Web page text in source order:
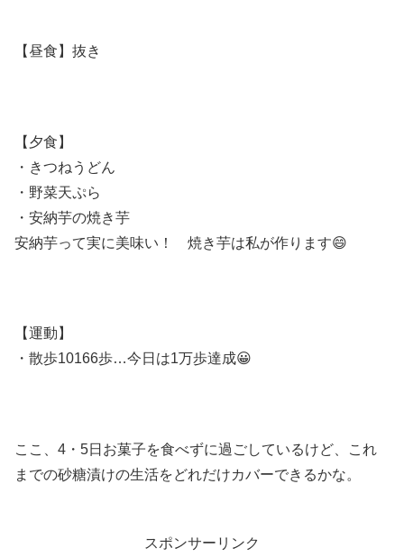
【昼食】抜き
【夕食】
・きつねうどん
・野菜天ぷら
・安納芋の焼き芋
安納芋って実に美味い！ 焼き芋は私が作ります😄
【運動】
・散歩10166歩…今日は1万歩達成😀
ここ、4・5日お菓子を食べずに過ごしているけど、これ
までの砂糖漬けの生活をどれだけカバーできるかな。
スポンサーリンク